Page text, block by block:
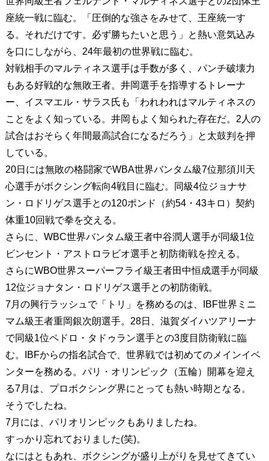
座統一戦に臨む。「圧倒的な強さをみせて、王座統一す
る。それだけです。必ず勝ちたいと思う」と熱い意気込み
を口にしながら、24年最初の世界戦に臨む。
対戦相手のマルティネス選手は手数が多く、パンチ破壊力
もある好戦的な無敗王者。井岡選手を指導するトレーナ
ー、イスマエル・サラス氏も「われわれはマルティネスの
ことをよく知っている。井岡もよく知られた存在だ。2人の
試合はおそらく年間最高試合になるだろう」と太鼓判を押
している。
20日には無敗の格闘家でWBA世界バンタム級7位那須川天
心選手がボクシング転向4戦目に臨む。同級4位ジョナサ
ン・ロドリゲス選手との120ポンド（約54・43キロ）契約
体重10回戦で拳を交える。
さらに、WBC世界バンタム級王者中谷潤人選手が同級1位
ビンセント・アストロラビオ選手と初防衛戦を控える。
さらにWBO世界スーパーフライ級王者田中恒成選手が同級
12位ジョナタン・ロドリゲス選手との初防衛戦。
7月の興行ラッシュで「トリ」を務めるのは、IBF世界ミニ
マム級王者重岡銀次朗選手。28日、滋賀ダイハツアリーナ
で同級1位ペドロ・タドゥラン選手との3度目防衛戦に臨
む。IBFからの指名試合で、世界戦では初めてのメインイベ
ンターを務める。パリ・オリンピック（五輪）開幕を迎え
る7月は、プロボクシング界にとっても熱い時期となる。
そうでしたね。
7月には、パリオリンピックもありましたね。
すっかり忘れておりました(笑)。
なにはともあれ、ボクシングが盛り上がりを見せてきてい